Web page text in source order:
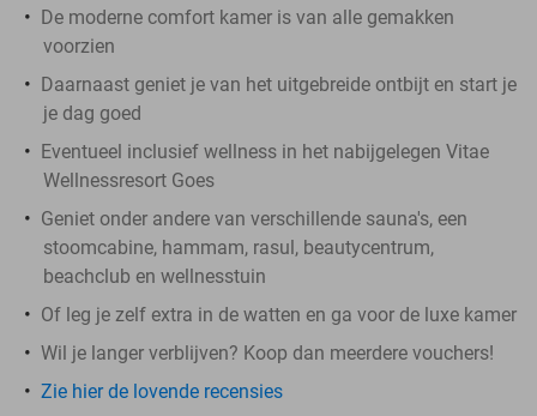
De moderne comfort kamer is van alle gemakken
voorzien
Daarnaast geniet je van het uitgebreide ontbijt en start je
je dag goed
Eventueel inclusief wellness in het nabijgelegen Vitae
Wellnessresort Goes
Geniet onder andere van verschillende sauna's, een
stoomcabine, hammam, rasul, beautycentrum,
beachclub en wellnesstuin
Of leg je zelf extra in de watten en ga voor de luxe kamer
Wil je langer verblijven? Koop dan meerdere vouchers!
Zie hier de lovende recensies